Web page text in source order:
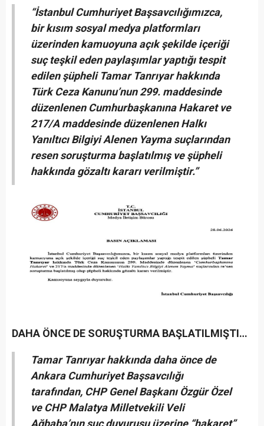
“İstanbul Cumhuriyet Başsavcılığımızca,
bir kısım sosyal medya platformları
üzerinden kamuoyuna açık şekilde içeriği
suç teşkil eden paylaşımlar yaptığı tespit
edilen şüpheli Tamar Tanrıyar hakkında
Türk Ceza Kanunu’nun 299. maddesinde
düzenlenen Cumhurbaşkanına Hakaret ve
217/A maddesinde düzenlenen Halkı
Yanıltıcı Bilgiyi Alenen Yayma suçlarından
resen soruşturma başlatılmış ve şüpheli
hakkında gözaltı kararı verilmiştir.”
DAHA ÖNCE DE SORUŞTURMA BAŞLATILMIŞTI…
Tamar Tanrıyar hakkında daha önce de
Ankara Cumhuriyet Başsavcılığı
tarafından, CHP Genel Başkanı Özgür Özel
ve CHP Malatya Milletvekili Veli